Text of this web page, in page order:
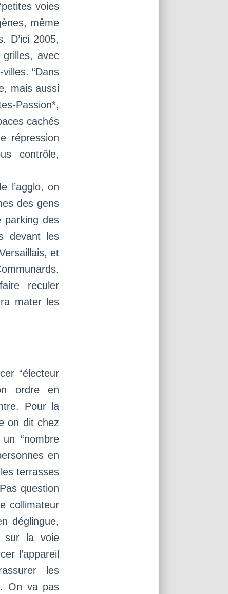
voies
même
D’ici 2005,
avec
“Dans
mais aussi
Passion*,
cachés
répression
contrôle,
l’agglo, on
des gens
parking des
devant les
et
reculer
mater les
“électeur
ordre en
Pour la
on dit chez
“nombre
en
terrasses
question
collimateur
déglingue,
sur la voie
l’appareil
les
On va pas